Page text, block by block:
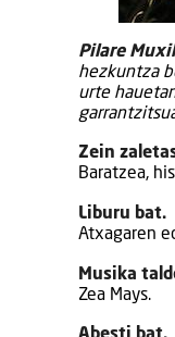
Pilare
hezkuntza
urte
Zein
Baratzea,
Liburu bat.
Atxagaren
Musika
Zea Mays.